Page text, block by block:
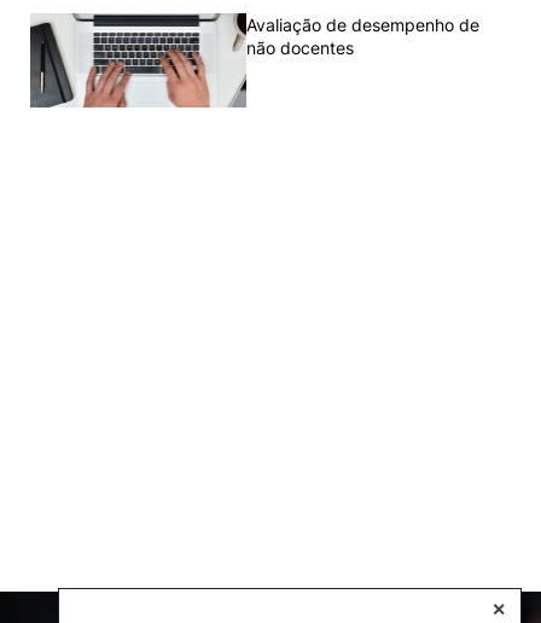
✕
Avaliação de desempenho de
não docentes